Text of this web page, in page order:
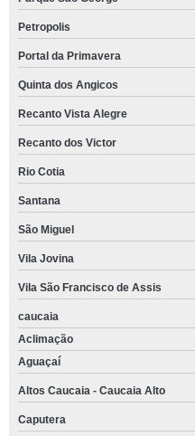
brunch cafe da manha Jardim
brunch de casamento orçamento
brunch preço JardimTorino
brunch cafe da manha Alphaville
brunch empresarial Boa Vista
restaurante com brunch casamento
restaurante com brunch simples
brunch para casamento Cidade
restaurante com brunch
brunch Ressaca
onde tem brunch para eventos
brunch para 30 pessoas Jardim
Petropolis
Portal da Primavera
Quinta dos Angicos
Recanto Vista Alegre
Recanto dos Victor
Rio Cotia
Santana
São Miguel
Vila Jovina
Vila São Francisco de Assis
caucaia
Aclimação
Aguaçaí
Altos Caucaia - Caucaia Alto
Caputera